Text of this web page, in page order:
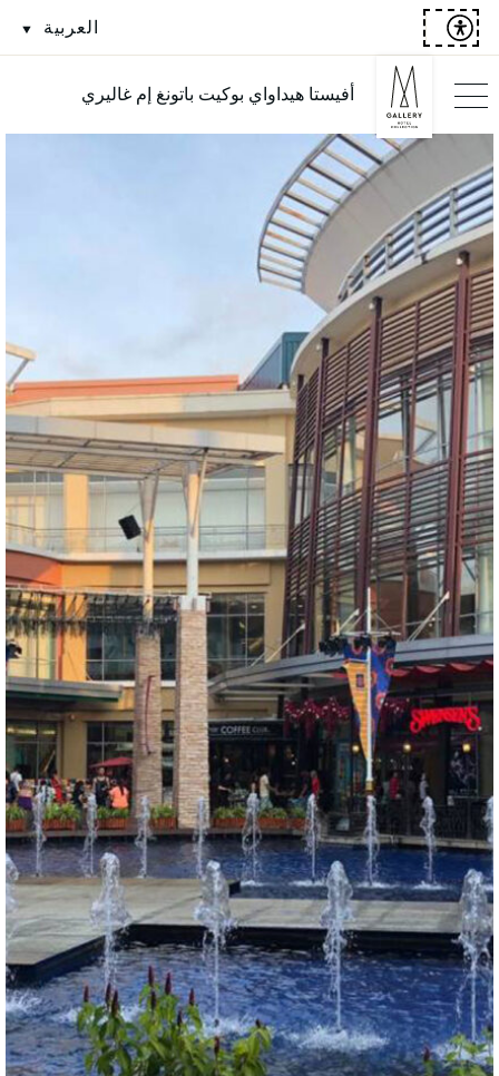
العربية
أفيستا هيداواي بوكيت باتونغ إم غاليري